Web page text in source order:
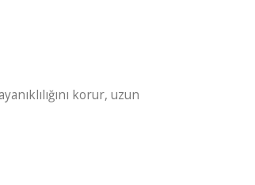
korur, uzun